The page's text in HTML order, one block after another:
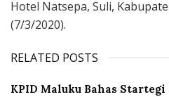
Hotel Natsepa, Suli,
(7/3/2020).
RELATED POSTS
KPID Maluku Bahas